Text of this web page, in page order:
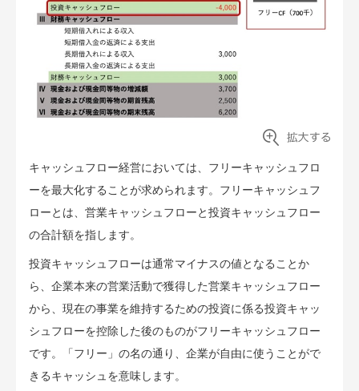
キャッシュフロー経営においては、フリーキャッシュフロ
ーを最大化することが求められます。フリーキャッシュフ
ローとは、営業キャッシュフローと投資キャッシュフロー
の合計額を指します。
投資キャッシュフローは通常マイナスの値となることか
ら、企業本来の営業活動で獲得した営業キャッシュフロー
から、現在の事業を維持するための投資に係る投資キャッ
シュフローを控除した後のものがフリーキャッシュフロー
です。「フリー」の名の通り、企業が自由に使うことがで
きるキャッシュを意味します。